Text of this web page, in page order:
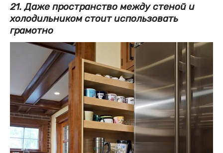
21. Даже пространство между стеной и
холодильником стоит использовать
грамотно